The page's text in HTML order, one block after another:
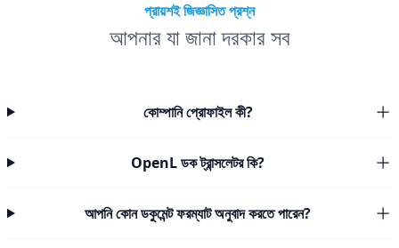
প্রায়শই জিজ্ঞাসিত প্রশ্ন
আপনার যা জানা দরকার সব
কোম্পানি প্রোফাইল কী?
OpenL ডক ট্রান্সলেটর কি?
আপনি কোন ডকুমেন্ট ফরম্যাট অনুবাদ করতে পারেন?